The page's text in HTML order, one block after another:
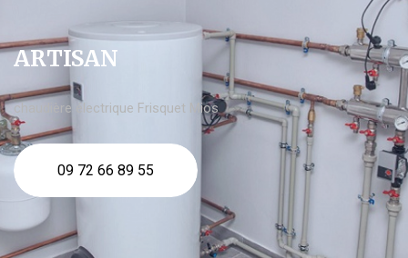
ARTISAN
chaudière électrique Frisquet Mios
09 72 66 89 55